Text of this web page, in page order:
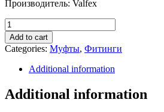
Производитель: Valfex
Муфта
переходная
D
110-
нар
Valfex
Add to cart
Categories: Муфты, Фитинги
Additional information
Additional information